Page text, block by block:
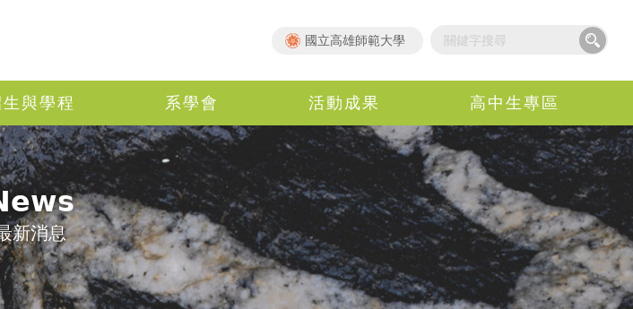
與學程 系學會 活動成果 高中生專區
國立高雄師範大學
新消息